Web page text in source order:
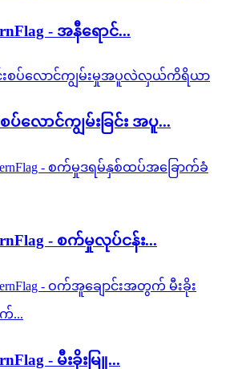
- အနီရောင်...
စပ်လောင်ကျွမ်းခြင်း အပူ...
- စက်မှုလုပ်ငန်း...
- မီးခိုးမြူ...